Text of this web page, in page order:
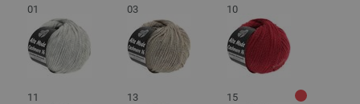
01
03 10
11 13 15